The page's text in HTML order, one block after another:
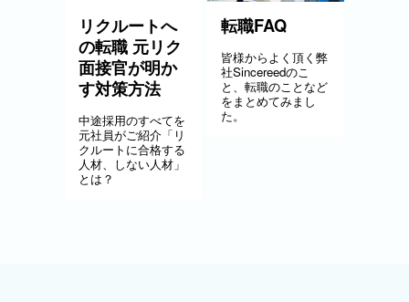
リクルートへ
の転職 元リク
面接官が明か
す対策方法
中途採用のすべてを
元社員がご紹介「リ
クルートに合格する
人材、しない人材」
とは？
転職FAQ
皆様からよく頂く弊
社Sincereedのこ
と、転職のことなど
をまとめてみまし
た。